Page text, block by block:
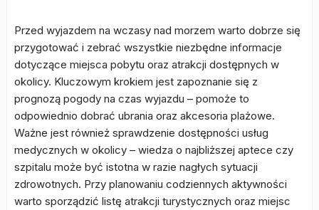
Przed wyjazdem na wczasy nad morzem warto dobrze się
przygotować i zebrać wszystkie niezbędne informacje
dotyczące miejsca pobytu oraz atrakcji dostępnych w
okolicy. Kluczowym krokiem jest zapoznanie się z
prognozą pogody na czas wyjazdu – pomoże to
odpowiednio dobrać ubrania oraz akcesoria plażowe.
Ważne jest również sprawdzenie dostępności usług
medycznych w okolicy – wiedza o najbliższej aptece czy
szpitalu może być istotna w razie nagłych sytuacji
zdrowotnych. Przy planowaniu codziennych aktywności
warto sporządzić listę atrakcji turystycznych oraz miejsc